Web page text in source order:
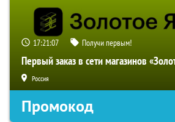
17:21:06 Получи первым!
Первый заказ в сети магазинов
Россия
Промокод